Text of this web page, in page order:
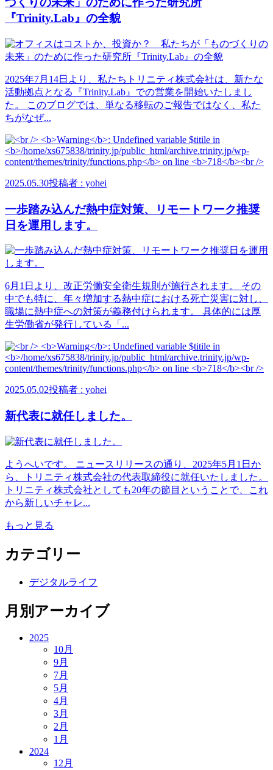
『Trinity.Lab』の全貌
2025年7月14日より、私たちトリニティ株式会社は、新たな
活動拠点となる『Trinity.Lab』での営業を開始いたしまし
た。 このブログでは、単なる移転のご報告ではなく、私た
ちがなぜ...
2025.05.30投稿者 : yohei
一歩踏み込んだ熱中症対策、リモートワーク推奨
日を運用します。
6月1日より、改正労働安全衛生規則が施行されます。 その
中でも特に、年々増加する熱中症における死亡災害に対し、
職場に熱中症への対策が義務付けられます。 具体的には厚
生労働省が発行している「...
2025.05.02投稿者 : yohei
新代表に就任しました。
ようへいです。 ニュースリリースの通り、2025年5月1日か
ら、トリニティ株式会社の代表取締役に就任いたしました。
トリニティ株式会社としても20年の節目ということで、これ
から新しいチャレ...
もっと見る
カテゴリー
デジタルライフ
月別アーカイブ
2025
10月
9月
7月
5月
4月
3月
2月
1月
2024
12月